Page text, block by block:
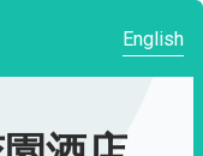
English